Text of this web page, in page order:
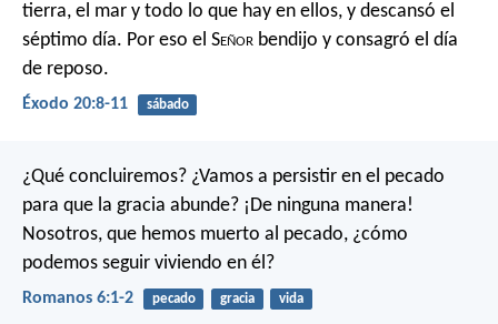
tierra, el mar y todo lo que hay en ellos, y descansó el
séptimo día. Por eso el Señor bendijo y consagró el día
de reposo.
Éxodo 20:8-11 sábado
¿Qué concluiremos? ¿Vamos a persistir en el pecado
para que la gracia abunde? ¡De ninguna manera!
Nosotros, que hemos muerto al pecado, ¿cómo
podemos seguir viviendo en él?
Romanos 6:1-2 pecado gracia vida